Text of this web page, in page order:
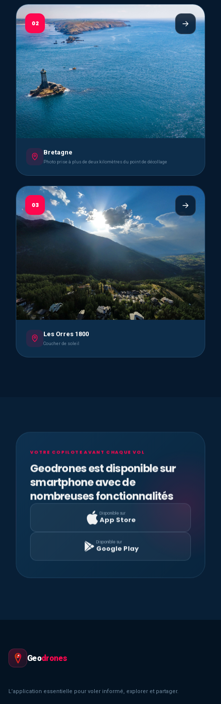
02
Bretagne
Photo prise à plus de deux kilomètres du point de décollage
03
Les Orres 1800
Coucher de soleil
VOTRE COPILOTE AVANT CHAQUE VOL
Geodrones est disponible sur
smartphone avec de
nombreuses fonctionnalités
Disponible sur
App Store
Disponible sur
Google Play
Geodrones
L’application essentielle pour voler informé, explorer et partager.